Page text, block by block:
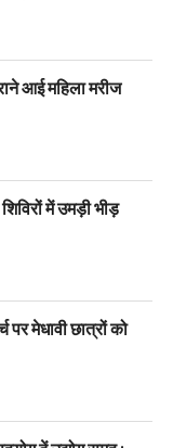
आई महिला मरीज
में उमड़ी भीड़
पर मेधावी छात्रों को